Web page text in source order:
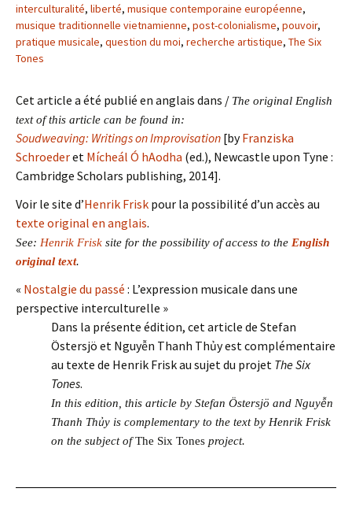
interculturalité, liberté, musique contemporaine européenne,
musique traditionnelle vietnamienne, post-colonialisme, pouvoir,
pratique musicale, question du moi, recherche artistique, The Six
Tones
Cet article a été publié en anglais dans / The original English
text of this article can be found in:
Soudweaving: Writings on Improvisation [byFranziska
Schroederet Mícheál Ó hAodha (ed.), Newcastle upon Tyne :
Cambridge Scholars publishing, 2014].
Voir le site d’Henrik Frisk pour la possibilité d’un accès au
texte original en anglais.
See: Henrik Frisk site for the possibility of access to the English
original text.
« Nostalgie du passé : L’expression musicale dans une
perspective interculturelle »
Dans la présente édition, cet article de Stefan
Östersjö et Nguyễn Thanh Thủy est complémentaire
au texte de Henrik Frisk au sujet du projet The Six
Tones.
In this edition, this article by Stefan Östersjö and Nguyễn
Thanh Thủy is complementary to the text by Henrik Frisk
on the subject ofThe Six Tones project.